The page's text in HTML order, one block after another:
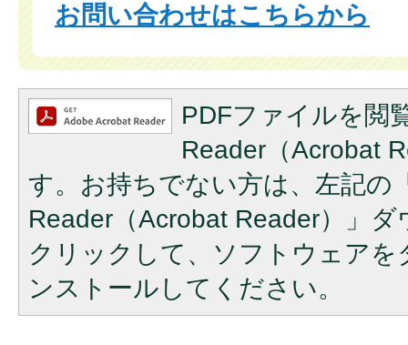
お問い合わせはこちらから
PDFファイルを閲
Reader（Acrobat
す。お持ちでない方は、左記の
Reader（Acrobat Reader）」
クリックして、ソフトウェア
ンストールしてください。